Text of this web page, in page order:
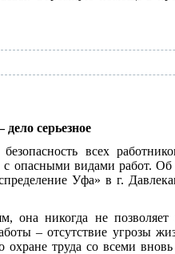
серьезное
всех
с опасными видами работ.
Уфа» в г.
она никогда не
– отсутствие угрозы
охране труда со всеми